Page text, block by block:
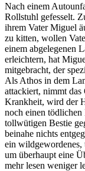
Nach einem
Rollstuhl gefesselt.
ihrem Vater Miguel
zu kitten, wollen
einem abgelegenen
erleichtern, hat
mitgebracht, der
Als Athos in dem
attackiert, nimmt
Krankheit, wird der
noch einen
tollwütigen Bestie
beinahe nichts
ein
um überhaupt eine
mehr lesen weniger